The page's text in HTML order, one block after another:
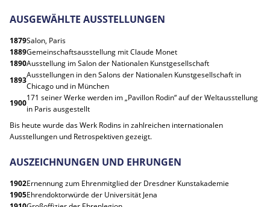
AUSGEWÄHLTE AUSSTELLUNGEN
1879Salon, Paris
1889Gemeinschaftsausstellung mit Claude Monet
1890Ausstellung im Salon der Nationalen Kunstgesellschaft
1893
Ausstellungen in den Salons der Nationalen Kunstgesellschaft in
Chicago und in München
1900
171 seiner Werke werden im „Pavillon Rodin“ auf der Weltausstellung
in Paris ausgestellt
Bis heute wurde das Werk Rodins in zahlreichen internationalen
Ausstellungen und Retrospektiven gezeigt.
AUSZEICHNUNGEN UND EHRUNGEN
1902Ernennung zum Ehrenmitglied der Dresdner Kunstakademie
1905Ehrendoktorwürde der Universität Jena